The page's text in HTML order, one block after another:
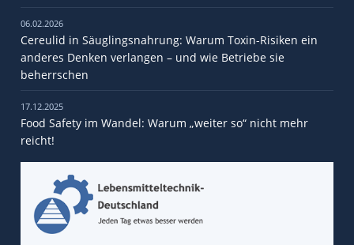
06.02.2026
Cereulid in Säuglingsnahrung: Warum Toxin-Risiken ein
anderes Denken verlangen – und wie Betriebe sie
beherrschen
17.12.2025
Food Safety im Wandel: Warum „weiter so“ nicht mehr
reicht!